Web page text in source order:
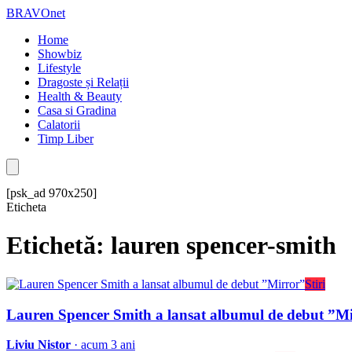
BRAVOnet
Home
Showbiz
Lifestyle
Dragoste și Relații
Health & Beauty
Casa si Gradina
Calatorii
Timp Liber
[psk_ad 970x250]
Eticheta
Etichetă: lauren spencer-smith
Stiri
Lauren Spencer Smith a lansat albumul de debut
Liviu Nistor · acum 3 ani